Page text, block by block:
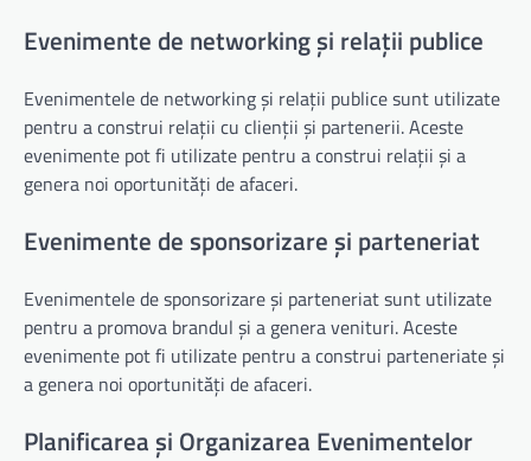
Evenimente de networking și relații publice
Evenimentele de networking și relații publice sunt utilizate
pentru a construi relații cu clienții și partenerii. Aceste
evenimente pot fi utilizate pentru a construi relații și a
genera noi oportunități de afaceri.
Evenimente de sponsorizare și parteneriat
Evenimentele de sponsorizare și parteneriat sunt utilizate
pentru a promova brandul și a genera venituri. Aceste
evenimente pot fi utilizate pentru a construi parteneriate și
a genera noi oportunități de afaceri.
Planificarea și Organizarea Evenimentelor